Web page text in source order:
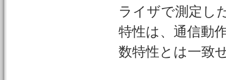
ライザで測定し
特性は、通信動
数特性とは一致